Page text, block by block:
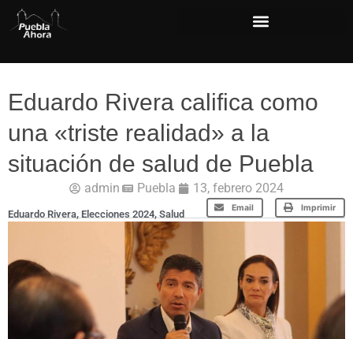
Eduardo Rivera califica como
una «triste realidad» a la
situación de salud de Puebla
admin Puebla 13, febrero 2024
Email Imprimir
Eduardo Rivera, Elecciones 2024, Salud